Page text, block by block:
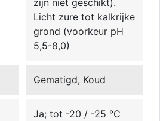
zijn niet geschikt).
Licht zure tot kalkrijke
grond (voorkeur pH
5,5-8,0)
Gematigd, Koud
Ja; tot -20 / -25 °C